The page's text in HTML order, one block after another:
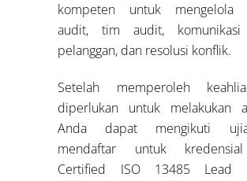
kompeten untuk mengelola
audit, tim audit, komunikasi
pelanggan, dan resolusi konflik.
Setelah memperoleh
diperlukan untuk melakukan
Anda dapat mengikuti
mendaftar untuk kredensial
Certified ISO 13485 Lead